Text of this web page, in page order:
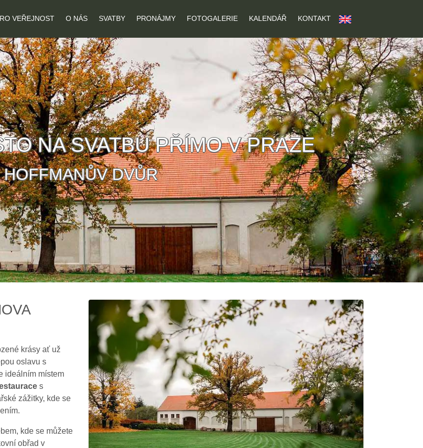
VEŘEJNOST O NÁS SVATBY PRONÁJMY FOTOGALERIE KALENDÁŘ KONTAKT
NA SVATBU PŘÍMO V PRAZE
HOFFMANŮV DVŮR
krásy ať už
oslavu s
ideálním místem
s
zážitky, kde se
kde se můžete
obřad v